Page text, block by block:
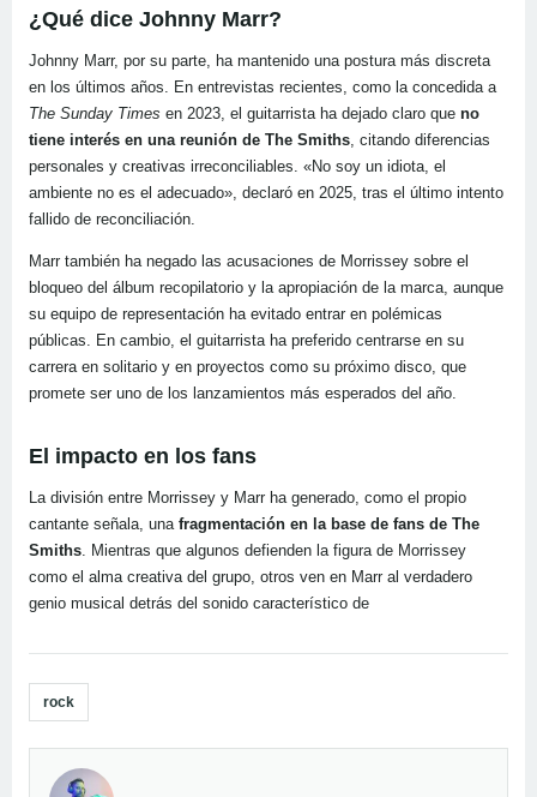
¿Qué dice Johnny Marr?
Johnny Marr, por su parte, ha mantenido una postura más discreta
en los últimos años. En entrevistas recientes, como la concedida a
The Sunday Times en 2023, el guitarrista ha dejado claro que no
tiene interés en una reunión de The Smiths , citando diferencias
personales y creativas irreconciliables. «No soy un idiota, el
ambiente no es el adecuado», declaró en 2025, tras el último intento
fallido de reconciliación.
Marr también ha negado las acusaciones de Morrissey sobre el
bloqueo del álbum recopilatorio y la apropiación de la marca, aunque
su equipo de representación ha evitado entrar en polémicas
públicas. En cambio, el guitarrista ha preferido centrarse en su
carrera en solitario y en proyectos como su próximo disco, que
promete ser uno de los lanzamientos más esperados del año.
El impacto en los fans
La división entre Morrissey y Marr ha generado, como el propio
cantante señala, una fragmentación en la base de fans de The
Smiths . Mientras que algunos defienden la figura de Morrissey
como el alma creativa del grupo, otros ven en Marr al verdadero
genio musical detrás del sonido característico de
rock